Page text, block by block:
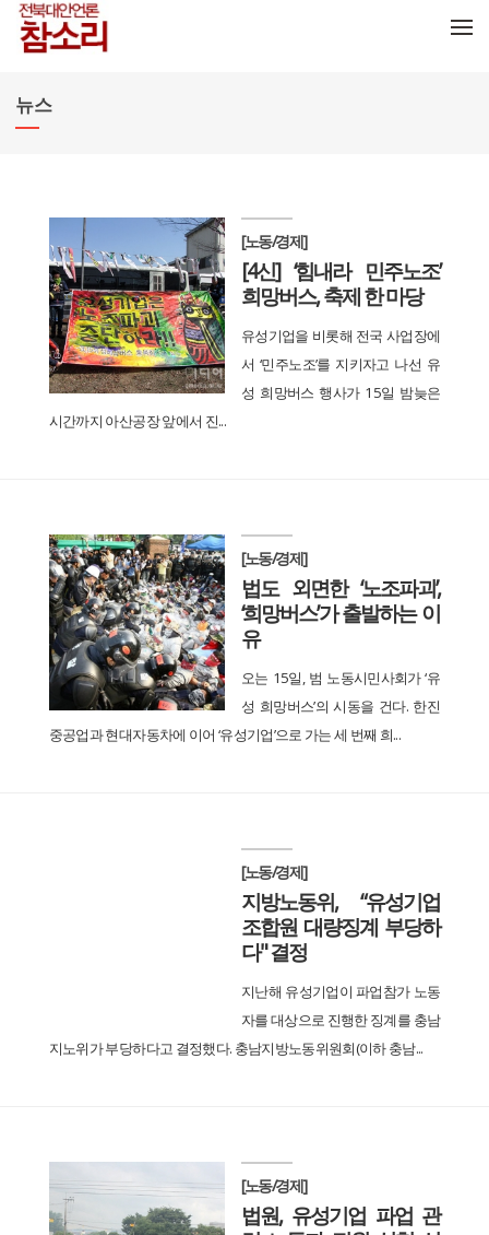
뉴스
[노동/경제]
[4신] ‘힘내라 민주노조’
희망버스, 축제 한 마당
유성기업을 비롯해 전국 사업장에
서 ‘민주노조’를 지키자고 나선 유
성 희망버스 행사가 15일 밤늦은
시간까지 아산공장 앞에서 진...
[노동/경제]
법도 외면한 ‘노조파괴’,
‘희망버스’가 출발하는 이
유
오는 15일, 범 노동시민사회가 ‘유
성 희망버스’의 시동을 건다. 한진
중공업과 현대자동차에 이어 ‘유성기업’으로 가는 세 번째 희...
[노동/경제]
지방노동위, “유성기업
조합원 대량징계 부당하
다" 결정
지난해 유성기업이 파업참가 노동
자를 대상으로 진행한 징계를 충남
지노위가 부당하다고 결정했다. 충남지방노동위원회(이하 충남...
[노동/경제]
법원, 유성기업 파업 관